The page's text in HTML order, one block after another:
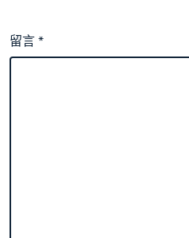
留言*